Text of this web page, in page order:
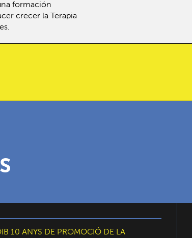
formación
crecer la Terapia
10 ANYS DE PROMOCIÓ DE LA